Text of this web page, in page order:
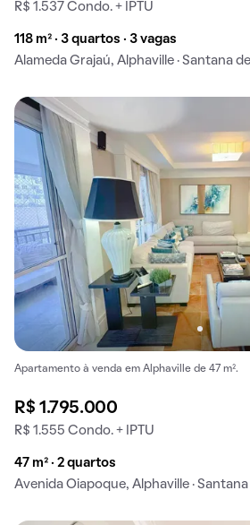
R$ 1.537 Condo. + IPTU
118 m² · 3 quartos · 3 vagas
Alameda Grajaú, Alphaville · Santana
Apartamento à venda em Alphaville de 47 m².
R$ 1.795.000
R$ 1.555 Condo. + IPTU
47 m² · 2 quartos
Avenida Oiapoque, Alphaville ·